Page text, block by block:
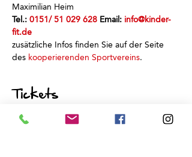
Maximilian Heim
Tel.: 0151/ 51 029 628 Email: info@kinder-
fit.de
zusätzliche Infos finden Sie auf der Seite
des kooperierenden Sportvereins.
Tickets